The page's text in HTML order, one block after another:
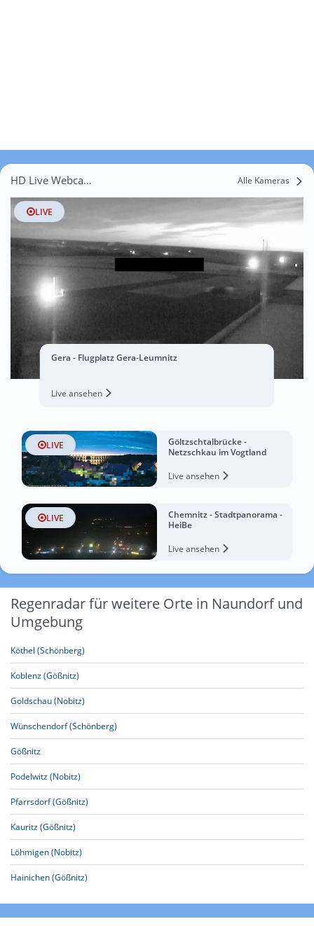
HD Live Webcams Naundorf Alle Kameras
LIVE
Gera - Flugplatz Gera-Leumnitz
Live ansehen
LIVE
Göltzschtalbrücke -
Netzschkau im Vogtland
Live ansehen
LIVE
Chemnitz - Stadtpanorama -
HeiBe
Live ansehen
Regenradar für weitere Orte in Naundorf und
Umgebung
Köthel (Schönberg)
Koblenz (Gößnitz)
Goldschau (Nobitz)
Wünschendorf (Schönberg)
Gößnitz
Podelwitz (Nobitz)
Pfarrsdorf (Gößnitz)
Kauritz (Gößnitz)
Löhmigen (Nobitz)
Hainichen (Gößnitz)